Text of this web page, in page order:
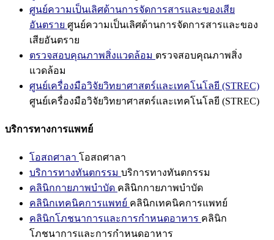
ศูนย์ความเป็นเลิศด้านการจัดการสารและของเสีย
อันตราย ศูนย์ความเป็นเลิศด้านการจัดการสารและของ
เสียอันตราย
ตรวจสอบคุณภาพสิ่งแวดล้อม ตรวจสอบคุณภาพสิ่ง
แวดล้อม
ศูนย์เครื่องมือวิจัยวิทยาศาสตร์และเทคโนโลยี (STREC)
ศูนย์เครื่องมือวิจัยวิทยาศาสตร์และเทคโนโลยี (STREC)
บริการทางการแพทย์
โอสถศาลา โอสถศาลา
บริการทางทันตกรรม บริการทางทันตกรรม
คลินิกกายภาพบำบัด คลินิกกายภาพบำบัด
คลินิกเทคนิคการแพทย์ คลินิกเทคนิคการแพทย์
คลินิกโภชนาการและการกำหนดอาหาร คลินิก
โภชนาการและการกำหนดอาหาร